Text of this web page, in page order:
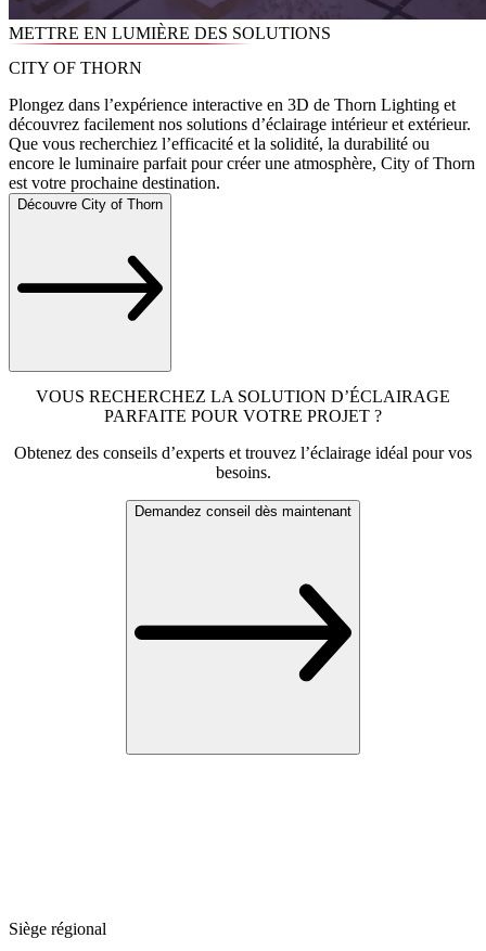
METTRE EN LUMIÈRE DES SOLUTIONS
CITY OF THORN
Plongez dans l’expérience interactive en 3D de Thorn Lighting et
découvrez facilement nos solutions d’éclairage intérieur et extérieur.
Que vous recherchiez l’efficacité et la solidité, la durabilité ou
encore le luminaire parfait pour créer une atmosphère, City of Thorn
est votre prochaine destination.
Découvre City of Thorn
VOUS RECHERCHEZ LA SOLUTION D’ÉCLAIRAGE
PARFAITE POUR VOTRE PROJET ?
Obtenez des conseils d’experts et trouvez l’éclairage idéal pour vos
besoins.
Demandez conseil dès maintenant
Siège régional